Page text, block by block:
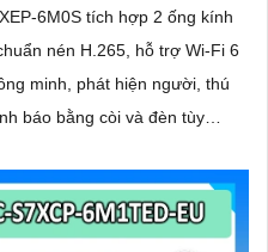
6M0S tích hợp 2 ống kính
nén H.265, hỗ trợ Wi-Fi 6
minh, phát hiện người, thú
báo bằng còi và đèn tùy